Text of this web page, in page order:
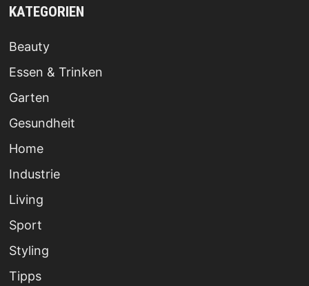
KATEGORIEN
Beauty
Essen & Trinken
Garten
Gesundheit
Home
Industrie
Living
Sport
Styling
Tipps